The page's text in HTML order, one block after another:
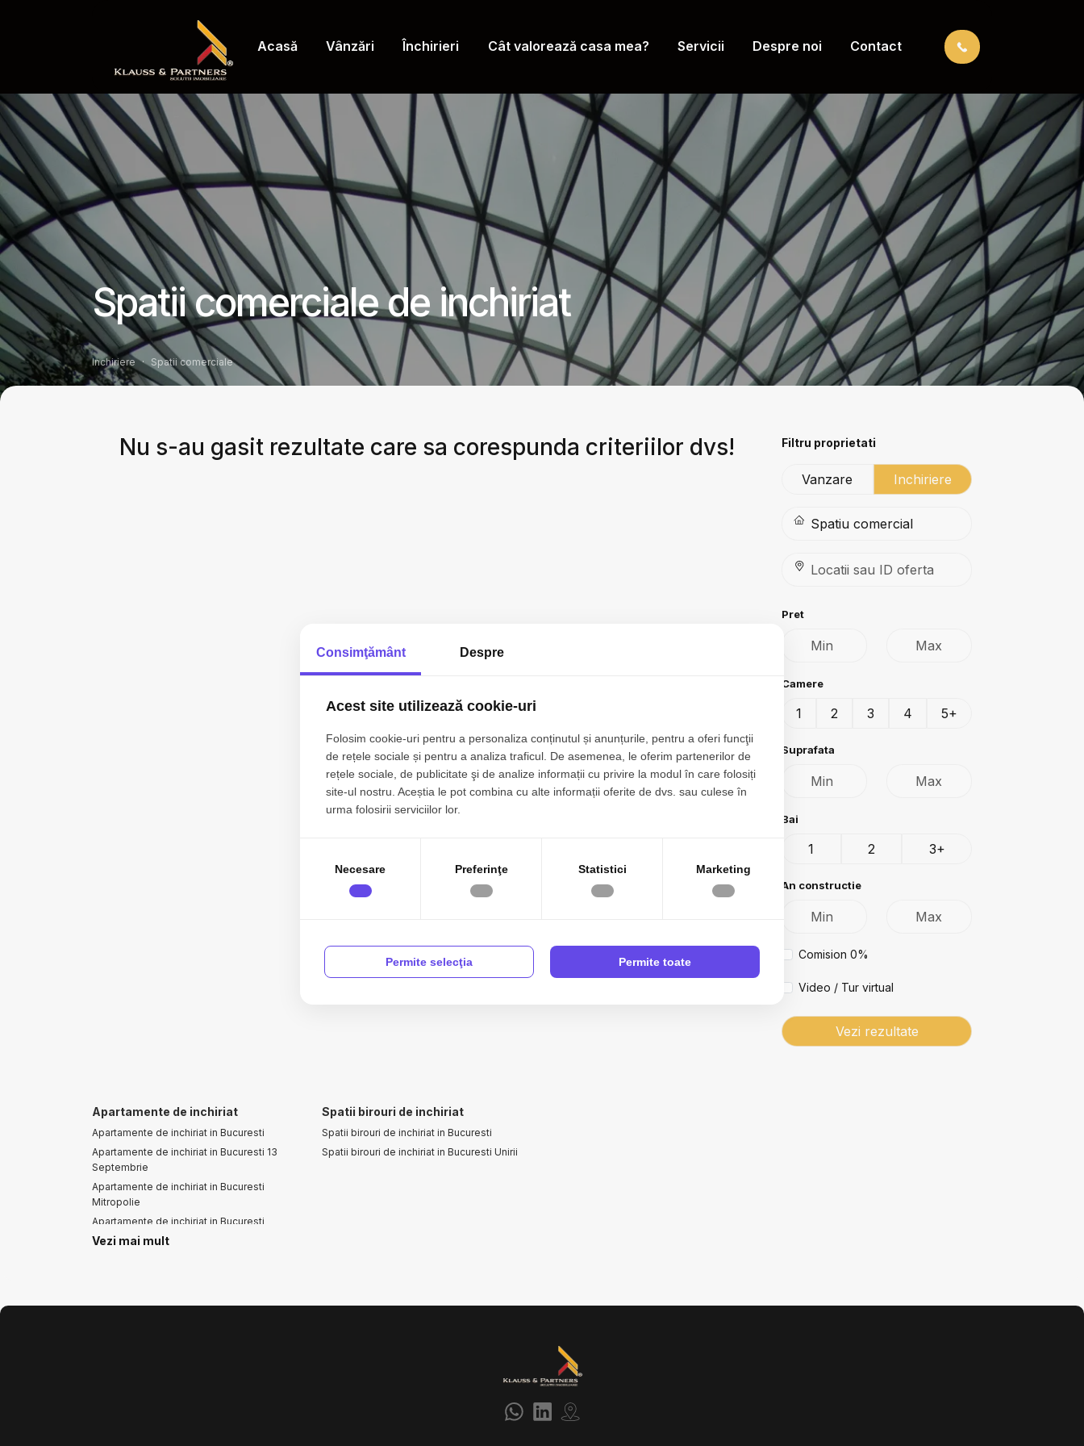
Acasă Vânzări Închirieri Cât valorează casa mea? Servicii Despre noi Contact
Spatii comerciale de inchiriat
Inchiriere Spatii comerciale
Nu s-au gasit rezultate care sa corespunda criteriilor dvs! Filtru proprietati
Vanzare Inchiriere
Pret
Camere
1 2 3 4 5+
Suprafata
Bai
1 2 3+
An constructie
Comision 0%
Video / Tur virtual
Vezi rezultate
Apartamente de inchiriat
Apartamente de inchiriat in Bucuresti
Apartamente de inchiriat in Bucuresti 13
Septembrie
Apartamente de inchiriat in Bucuresti
Mitropolie
Apartamente de inchiriat in Bucuresti
Ultracentral
Victoriei
Spatii birouri de inchiriat
Spatii birouri de inchiriat in Bucuresti
Spatii birouri de inchiriat in Bucuresti Unirii
Vezi mai mult
Consimţământ Despre
Acest site utilizează cookie-uri
Folosim cookie-uri pentru a personaliza conținutul și anunțurile, pentru a oferi funcţii
de rețele sociale și pentru a analiza traficul. De asemenea, le oferim partenerilor de
rețele sociale, de publicitate şi de analize informații cu privire la modul în care folosiți
site-ul nostru. Aceștia le pot combina cu alte informații oferite de dvs. sau culese în
urma folosirii serviciilor lor.
Necesare Preferinţe Statistici Marketing
Permite selecţia Permite toate